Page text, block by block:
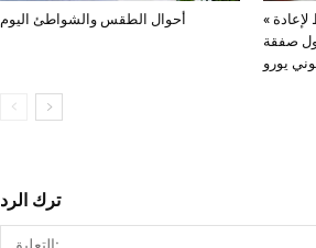
أحوال الطقس والشواطئ اليوم
« سكاي الألمانية: كولن يخطط لإعادة
صفقة
ترك الرد